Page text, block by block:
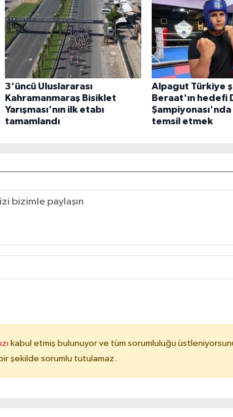
3'üncü Uluslararası
Kahramanmaraş Bisiklet
Yarışması'nın ilk etabı
tamamlandı
Alpagut Türkiye
Beraat'ın hedefi
temsil etmek
kabul etmiş bulunuyor ve tüm sorumluluğu
şekilde sorumlu tutulamaz.